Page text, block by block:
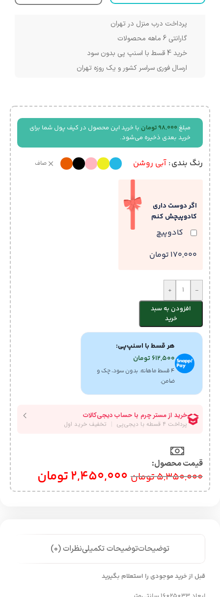
پرداخت درب منزل در تهران
گارانتی 6 ماهه محصولات
خرید 4 قسط با اسنپ پی بدون سود
ارسال فوری سراسر کشور و یک روزه تهران
مبلغ 98,000 تومان با خرید این محصول در کیف پول شما برای
خرید بعدی ذخیره می‌شود.
رنگ بندی آبی روشن صاف
اگر دوست داری
کادوپیچش کنم
کادوپیچ
170,000 تومان
-
+
افزودن به سبد
خرید
هر قسط با اسنپ‌پی:
612,500تومان
۴ قسط ماهانه. بدون سود، چک و
ضامن.
قیمت محصول:​
5,350,000تومان 2,450,000تومان
توضیحاتتوضیحات تکمیلینظرات (0)
قبل از خرید موجودی را استعلام بگیرید